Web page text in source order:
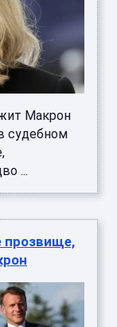
Макрон
судебном
...
прозвище,